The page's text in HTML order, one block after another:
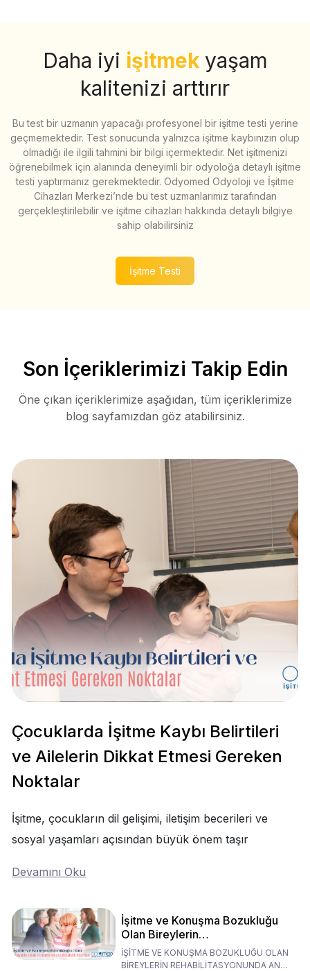
Daha iyi işitmek yaşam
kalitenizi arttırır
Bu test bir uzmanın yapacağı profesyonel bir işitme testi yerine
geçmemektedir. Test sonucunda yalnızca işitme kaybınızın olup
olmadığı ile ilgili tahmini bir bilgi içermektedir. Net işitmenizi
öğrenebilmek için alanında deneyimli bir odyoloğa detaylı işitme
testi yaptırmanız gerekmektedir. Odyomed Odyoloji ve İşitme
Cihazları Merkezi’nde bu test uzmanlarımız tarafından
gerçekleştirilebilir ve işitme cihazları hakkında detaylı bilgiye
sahip olabilirsiniz
İşitme Testi
Son İçeriklerimizi Takip Edin
Öne çıkan içeriklerimize aşağıdan, tüm içeriklerimize
blog sayfamızdan göz atabilirsiniz.
Çocuklarda İşitme Kaybı Belirtileri
ve Ailelerin Dikkat Etmesi Gereken
Noktalar
İşitme, çocukların dil gelişimi, iletişim becerileri ve
sosyal yaşamları açısından büyük önem taşır
Devamını Oku
İşitme ve Konuşma Bozukluğu
Olan Bireylerin
Rehabilitasyonunda Ana
Babaların Tutumları
İŞİTME VE KONUŞMA BOZUKLUĞU OLAN
BİREYLERİN REHABİLİTASYONUNDA ANA